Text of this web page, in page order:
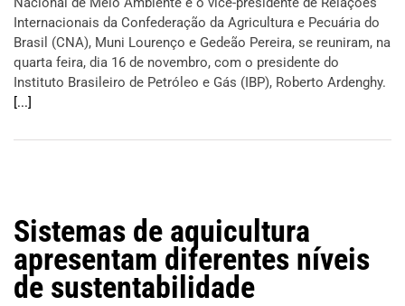
Internacionais da Confederação da Agricultura e Pecuária do
Brasil (CNA), Muni Lourenço e Gedeão Pereira, se reuniram, na
quarta feira, dia 16 de novembro, com o presidente do
Instituto Brasileiro de Petróleo e Gás (IBP), Roberto Ardenghy.
[...]
Sistemas de aquicultura
apresentam diferentes níveis
de sustentabilidade